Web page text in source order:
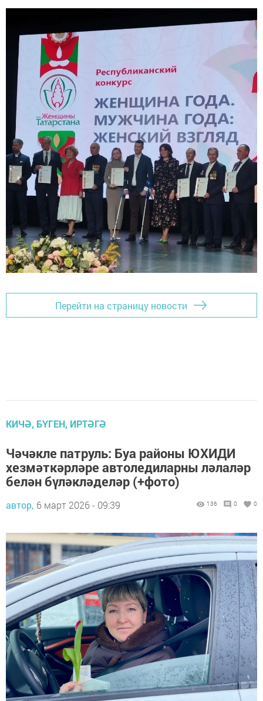
Перейти на страницу новости
КИЧӘ, БҮГЕН, ИРТӘГӘ
Чәчәкле патруль: Буа районы ЮХИДИ
хезмәткәрләре автоледиларны ләлаләр
белән бүләкләделәр (+фото)
автор, 6 март 2026 - 09:39 136 0 0